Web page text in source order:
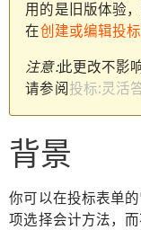
用的是旧版体验
在创建或编辑投
注意:此更改不影
请参阅 投标:灵活
背景
你可以在投标表单
项选择会计方法，